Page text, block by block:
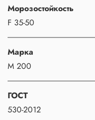
Морозостойкость
F 35-50
Марка
М 200
ГОСТ
530-2012